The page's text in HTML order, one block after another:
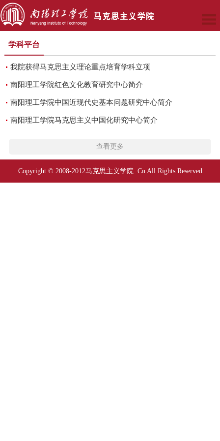
学科平台
我院获得马克思主义理论重点培育学科立项
南阳理工学院红色文化教育研究中心简介
南阳理工学院中国近现代史基本问题研究中心简介
南阳理工学院马克思主义中国化研究中心简介
查看更多
Copyright © 2008-2012马克思主义学院. Cn All Rights Reserved